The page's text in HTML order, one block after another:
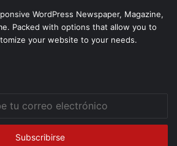
WordPress Newspaper, Magazine,
Packed with options that allow you to
your website to your needs.